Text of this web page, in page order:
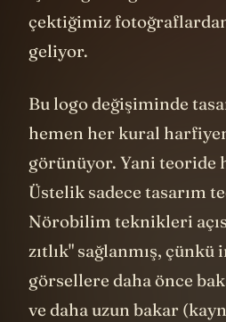
çektiğimiz
geliyor.
Bu logo değişiminde
hemen her kural
görünüyor. Yani teoride
Üstelik sadece tasarım
Nörobilim teknikleri
zıtlık" sağlanmış,
görsellere daha önce
ve daha uzun bakar